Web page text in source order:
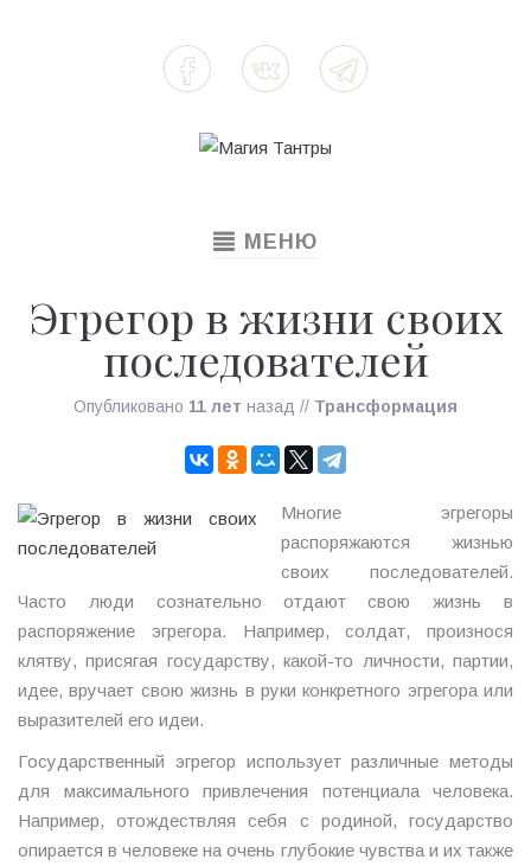
TOGGLE
МЕНЮ
Эгрегор в жизни своих
последователей
Опубликовано 11 лет назад // Трансформация
Многие эгрегоры
распоряжаются жизнью
своих последователей.
Часто люди сознательно отдают свою жизнь в
распоряжение эгрегора. Например, солдат, произнося
клятву, присягая государству, какой-то личности, партии,
идее, вручает свою жизнь в руки конкретного эгрегора или
выразителей его идеи.
Государственный эгрегор использует различные методы
для максимального привлечения потенциала человека.
Например, отождествляя себя с родиной, государство
опирается в человеке на очень глубокие чувства и их также